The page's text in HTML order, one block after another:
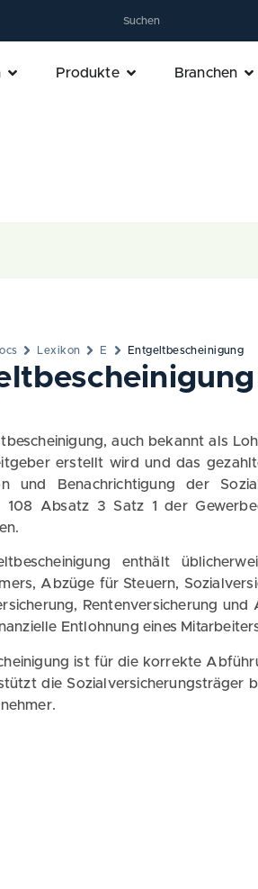
Produkte Branchen
Lexikon E Entgeltbescheinigung
auch bekannt als
erstellt wird und das
und Benachrichtigung der
108 Absatz 3 Satz 1 der
enthält
Abzüge für Steuern,
Rentenversicherung
Entlohnung eines
ist für die korrekte
die Sozialversicherungsträger